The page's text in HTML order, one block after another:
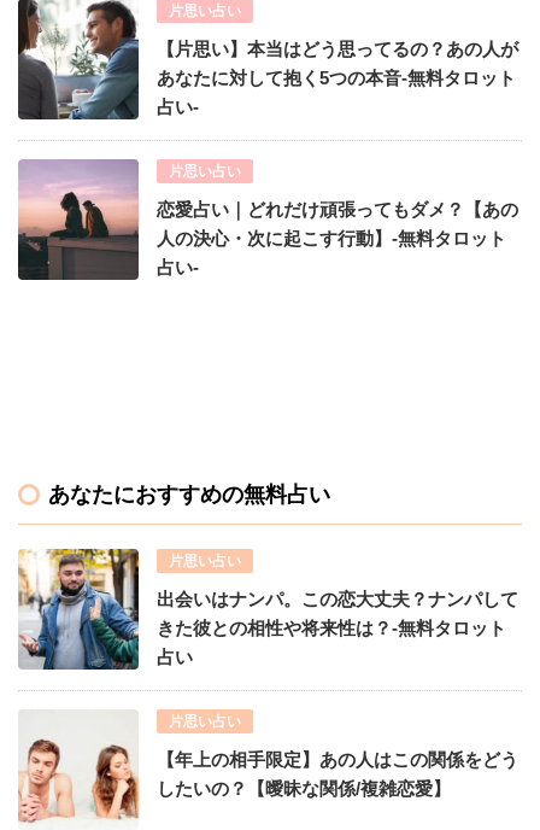
片思い占い
【片思い】本当はどう思ってるの？あの人が
あなたに対して抱く5つの本音-無料タロット
占い-
片思い占い
恋愛占い｜どれだけ頑張ってもダメ？【あの
人の決心・次に起こす行動】-無料タロット
占い-
あなたにおすすめの無料占い
片思い占い
出会いはナンパ。この恋大丈夫？ナンパして
きた彼との相性や将来性は？-無料タロット
占い
片思い占い
【年上の相手限定】あの人はこの関係をどう
したいの？【曖昧な関係/複雑恋愛】